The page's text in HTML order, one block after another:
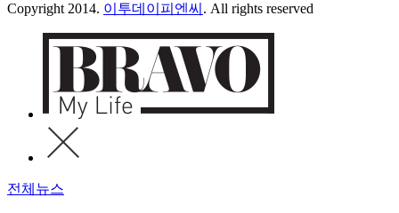
Copyright 2014. 이투데이피엔씨 . All rights reserved
전체뉴스